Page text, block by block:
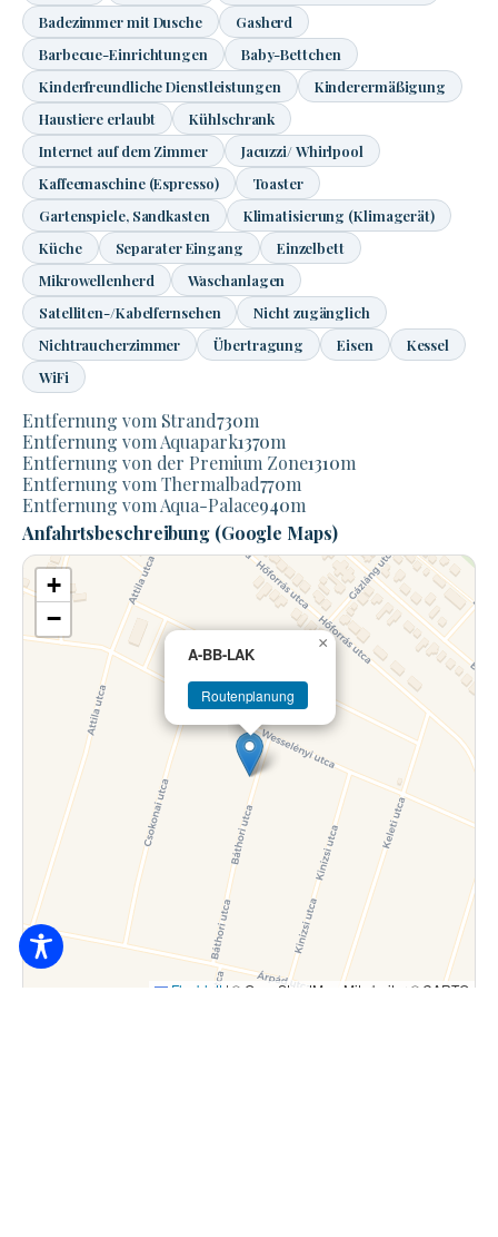
Badezimmer mit Dusche
Gasherd
Barbecue-Einrichtungen
Baby-Bettchen
Kinderfreundliche Dienstleistungen
Kinderermäßigung
Haustiere erlaubt
Kühlschrank
Internet auf dem Zimmer
Jacuzzi/ Whirlpool
Kaffeemaschine (Espresso)
Toaster
Gartenspiele, Sandkasten
Klimatisierung (Klimagerät)
Küche
Separater Eingang
Einzelbett
Mikrowellenherd
Waschanlagen
Satelliten-/Kabelfernsehen
Nicht zugänglich
Nichtraucherzimmer
Übertragung Eisen
Kessel
WiFi
Entfernung vom Strand730m
Entfernung vom Aquapark1370m
Entfernung von der Premium Zone1310m
Entfernung vom Thermalbad770m
Entfernung vom Aqua-Palace940m
Anfahrtsbeschreibung (Google Maps)
A-BB-LAK
Routenplanung
×
+
−
Flugblatt | © OpenStreetMap-Mitarbeiter © CARTO